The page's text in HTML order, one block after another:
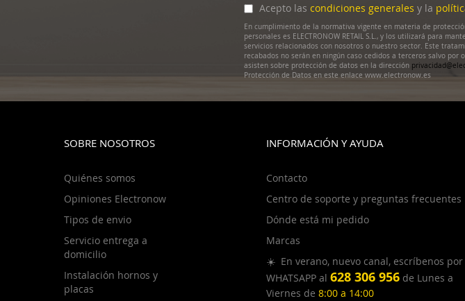
boletín
de
noticias:
Acepto las condiciones generales y la
En cumplimiento de la normativa vigente en materia de
personales es ELECTRONOW RETAIL S.L., y los utilizará para
servicios relacionados con nosotros o nuestro sector. Este
recabados no serán en ningún caso cedidos a terceros salvo
asisten sobre protección de datos en la dirección
Protección de Datos en este enlace www.electronow.es
SOBRE NOSOTROS
Quiénes somos
Opiniones Electronow
Tipos de envio
Servicio entrega a
domicilio
Instalación hornos y
placas
INFORMACIÓN Y AYUDA
Contacto
Centro de soporte y preguntas frecuentes
Dónde está mi pedido
Marcas
☀️ En verano, nuevo canal, escríbenos por
WHATSAPP al 628 306 956de Lunes a
Viernes de 8:00 a 14:00